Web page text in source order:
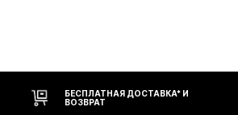
ВОЗМОЖНОСТЬ ВОЗВРАТА В
ТЕЧЕНИЕ 30 ДНЕЙ